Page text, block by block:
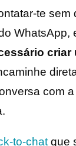
expansão
de